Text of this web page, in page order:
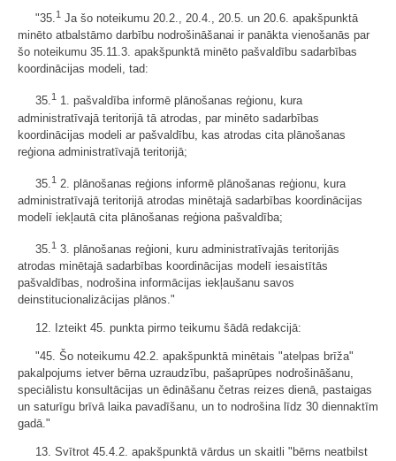
"35.1 Ja šo noteikumu 20.2., 20.4., 20.5. un 20.6. apakšpunktā
minēto atbalstāmo darbību nodrošināšanai ir panākta vienošanās par
šo noteikumu 35.11.3. apakšpunktā minēto pašvaldību sadarbības
koordinācijas modeli, tad:
35.1
1. pašvaldība informē plānošanas reģionu, kura
administratīvajā teritorijā tā atrodas, par minēto sadarbības
koordinācijas modeli ar pašvaldību, kas atrodas cita plānošanas
reģiona administratīvajā teritorijā;
35. 1 2. plānošanas reģions informē plānošanas reģionu, kura
administratīvajā teritorijā atrodas minētajā sadarbības koordinācijas
modelī iekļautā cita plānošanas reģiona pašvaldība;
35.1 3. plānošanas reģioni, kuru administratīvajās teritorijās
atrodas minētajā sadarbības koordinācijas modelī iesaistītās
pašvaldības, nodrošina informācijas iekļaušanu savos
deinstitucionalizācijas plānos."
12. Izteikt 45. punkta pirmo teikumu šādā redakcijā:
"45. Šo noteikumu 42.2. apakšpunktā minētais "atelpas brīža"
pakalpojums ietver bērna uzraudzību, pašaprūpes nodrošināšanu,
speciālistu konsultācijas un ēdināšanu četras reizes dienā, pastaigas
un saturīgu brīvā laika pavadīšanu, un to nodrošina līdz 30 diennaktīm
gadā."
13. Svītrot 45.4.2. apakšpunktā vārdus un skaitli "bērns neatbilst